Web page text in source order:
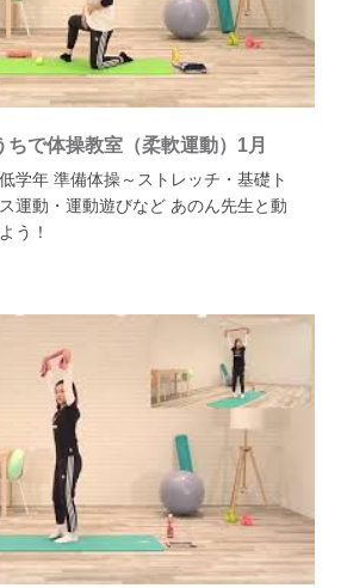
ちで体操教室（柔軟運動）1月
学年 準備体操～ストレッチ・基礎ト
運動・運動遊びなど あのん先生と動
う！